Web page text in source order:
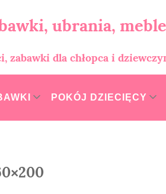
ubrania,
zabawki dla chłopca i
POKÓJ DZIECIĘCY